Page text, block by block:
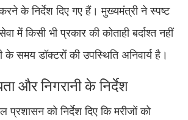
के निर्देश दिए गए हैं। मुख्यमंत्री ने स्पष्ट
में किसी भी प्रकार की कोताही बर्दाश्त नहीं
समय डॉक्टरों की उपस्थिति अनिवार्य है।
और निगरानी के निर्देश
प्रशासन को निर्देश दिए कि मरीजों को